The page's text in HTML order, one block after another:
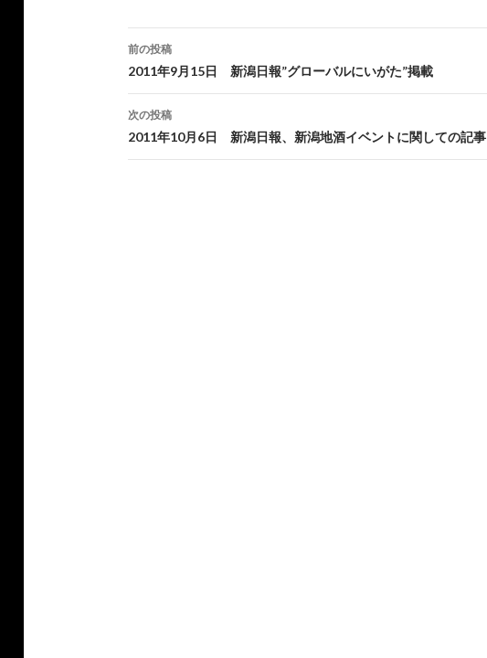
投
稿
ナ
ビ
ゲ
前の投稿
2011年9月15日 新潟日報”グローバルにいがた”掲載
次の投稿
2011年10月6日 新潟日報、新潟地酒イベントに関しての記事